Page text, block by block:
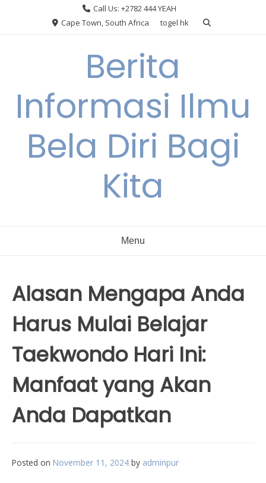
Call Us: +2782 444 YEAH
Cape Town, South Africa
togel hk
Berita
Informasi Ilmu
Bela Diri Bagi
Kita
Menu
Alasan Mengapa Anda
Harus Mulai Belajar
Taekwondo Hari Ini:
Manfaat yang Akan
Anda Dapatkan
Posted on November 11, 2024 by adminpur